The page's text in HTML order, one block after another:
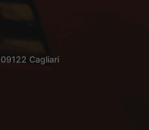
Cagliari